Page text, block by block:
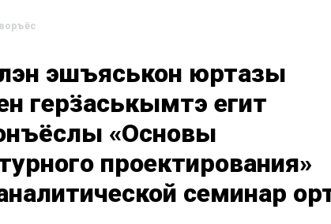
эшъяськон юртазы
герӟаськымтэ егит
«Основы
проектирования»
семинар